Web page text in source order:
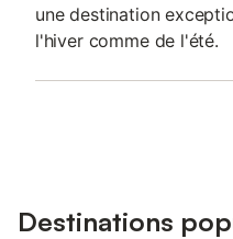
une destination
l'hiver comme de l'été.
Destinations